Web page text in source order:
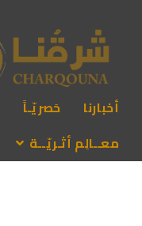
أخبارنا حَصريّـاً
معــالِم أثـريّــة